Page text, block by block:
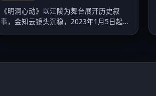
《明洞心动》以江陵为舞台展开历史叙
事，金知云镜头沉稳，2023年1月5日起日